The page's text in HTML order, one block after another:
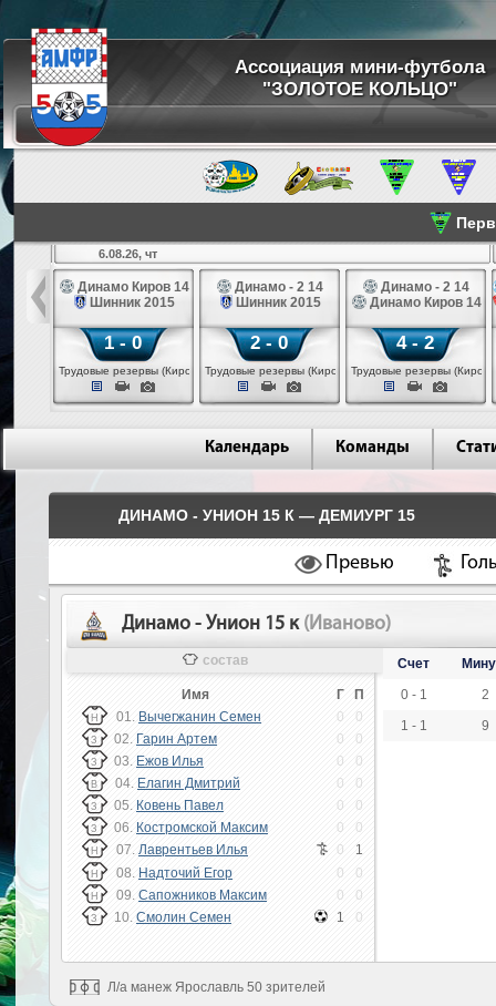
Ассоциация мини-футбола
"ЗОЛОТОЕ КОЛЬЦО"
14
6.08.26, чт
Динамо Киров 14
Шинник 2015
1 - 0
Трудовые резервы (Киров)
Динамо - 2 14
Шинник 2015
2 - 0
Трудовые резервы (Киров)
Динамо - 2 14
Динамо Киров 14
4 - 2
Трудовые резервы (Киров)
Календарь Команды
ДИНАМО - УНИОН 15 К — ДЕМИУРГ 15
Превью
Динамо - Унион 15 к (Иваново)
состав
Имя Г П
Н 01. Вычегжанин Семен 0 0
З 02. Гарин Артем 0 0
З 03. Ежов Илья 0 0
В 04. Елагин Дмитрий 0 0
З 05. Ковень Павел 0 0
З 06. Костромской Максим 0 0
Н 07. Лаврентьев Илья 0 1
Н 08. Надточий Егор 0 0
Н 09. Сапожников Максим 0 0
З 10. Смолин Семен 1 0
Счет
0 - 1
2
1 - 1
9
Л/а манеж Ярославль 50 зрителей